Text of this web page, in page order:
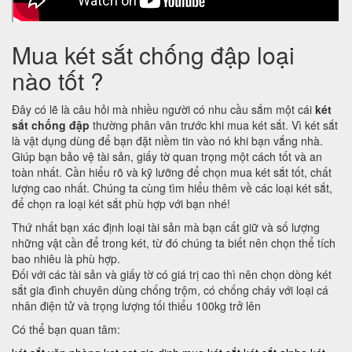
Mua két sắt chống đập loại
nào tốt ?
Đây có lẽ là câu hỏi mà nhiều người có nhu cầu sắm một cái két
sắt chống đập thường phân vân trước khi mua két sắt. Vì két sắt
là vật dụng dùng để bạn đặt niềm tin vào nó khi bạn vắng nhà.
Giúp bạn bảo vệ tài sản, giấy tờ quan trọng một cách tốt và an
toàn nhất. Cần hiểu rõ và kỹ lưỡng để chọn mua két sắt tốt, chất
lượng cao nhất. Chúng ta cùng tìm hiểu thêm về các loại két sắt,
để chọn ra loại két sắt phù hợp với bạn nhé!
Thứ nhất bạn xác định loại tài sản mà bạn cất giữ và số lượng
những vật cần để trong két, từ đó chúng ta biết nên chọn thể tích
bao nhiêu là phù hợp.
Đối với các tài sản và giấy tờ có giá trị cao thì nên chọn dòng két
sắt gia đình chuyên dùng chống trộm, có chống cháy với loại cá
nhân điện tử và trọng lượng tối thiểu 100kg trở lên
Có thể bạn quan tâm: